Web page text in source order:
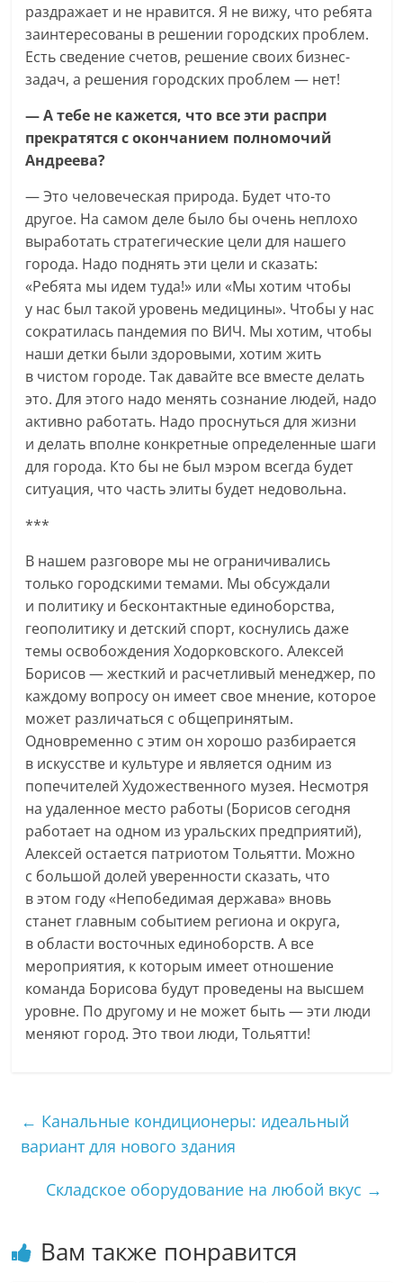
раздражает и не нравится. Я не вижу, что ребята
заинтересованы в решении городских проблем.
Есть сведение счетов, решение своих бизнес-
задач, а решения городских проблем — нет!
— А тебе не кажется, что все эти распри
прекратятся с окончанием полномочий
Андреева?
— Это человеческая природа. Будет что-то
другое. На самом деле было бы очень неплохо
выработать стратегические цели для нашего
города. Надо поднять эти цели и сказать:
«Ребята мы идем туда!» или «Мы хотим чтобы
у нас был такой уровень медицины». Чтобы у нас
сократилась пандемия по ВИЧ. Мы хотим, чтобы
наши детки были здоровыми, хотим жить
в чистом городе. Так давайте все вместе делать
это. Для этого надо менять сознание людей, надо
активно работать. Надо проснуться для жизни
и делать вполне конкретные определенные шаги
для города. Кто бы не был мэром всегда будет
ситуация, что часть элиты будет недовольна.
***
В нашем разговоре мы не ограничивались
только городскими темами. Мы обсуждали
и политику и бесконтактные единоборства,
геополитику и детский спорт, коснулись даже
темы освобождения Ходорковского. Алексей
Борисов — жесткий и расчетливый менеджер, по
каждому вопросу он имеет свое мнение, которое
может различаться с общепринятым.
Одновременно с этим он хорошо разбирается
в искусстве и культуре и является одним из
попечителей Художественного музея. Несмотря
на удаленное место работы (Борисов сегодня
работает на одном из уральских предприятий),
Алексей остается патриотом Тольятти. Можно
с большой долей уверенности сказать, что
в этом году «Непобедимая держава» вновь
станет главным событием региона и округа,
в области восточных единоборств. А все
мероприятия, к которым имеет отношение
команда Борисова будут проведены на высшем
уровне. По другому и не может быть — эти люди
меняют город. Это твои люди, Тольятти!
← Канальные кондиционеры: идеальный
вариант для нового здания
Складское оборудование на любой вкус →
Вам также понравится